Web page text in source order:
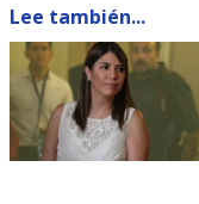
Lee también...